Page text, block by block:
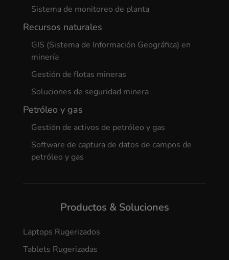
Sistema de monitoreo de planta
Recursos naturales
GIS (Sistema de Información Geográfica) en
minería
Gestión de flotas mineras
Soluciones de seguridad minera
Petróleo y gas
Gestión de activos de petróleo y gas
Software de captura de datos de campos de
petróleo y gas
Productos & Soluciones
Laptops Rugerizados
Tablets Rugerizadas